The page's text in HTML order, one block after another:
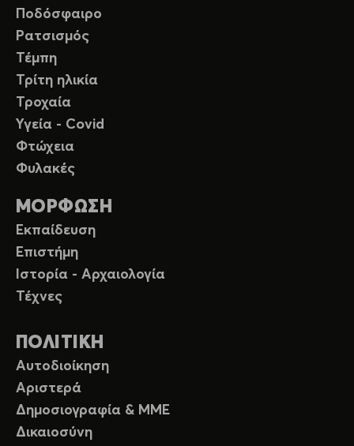
Ποδόσφαιρο
Ρατσισμός
Τέμπη
Τρίτη ηλικία
Τροχαία
Υγεία - Covid
Φτώχεια
Φυλακές
ΜΟΡΦΩΣΗ
Εκπαίδευση
Επιστήμη
Ιστορία - Αρχαιολογία
Τέχνες
ΠΟΛΙΤΙΚΗ
Αυτοδιοίκηση
Αριστερά
Δημοσιογραφία & ΜΜΕ
Δικαιοσύνη